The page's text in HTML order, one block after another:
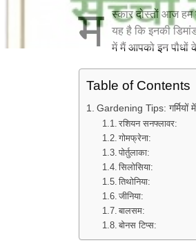
म
स्कार दोस्तों आज
यह है कि इनकी
में मैं आपको इन पौधों
Table of Contents
Gardening Tips:
रशियन सनफ्लावर:
गोमफ्रेना:
पोर्तुलाका:
सिलोसिया:
तिथोनिया:
जीनिया:
बालसम:
बोनस टिप्स: